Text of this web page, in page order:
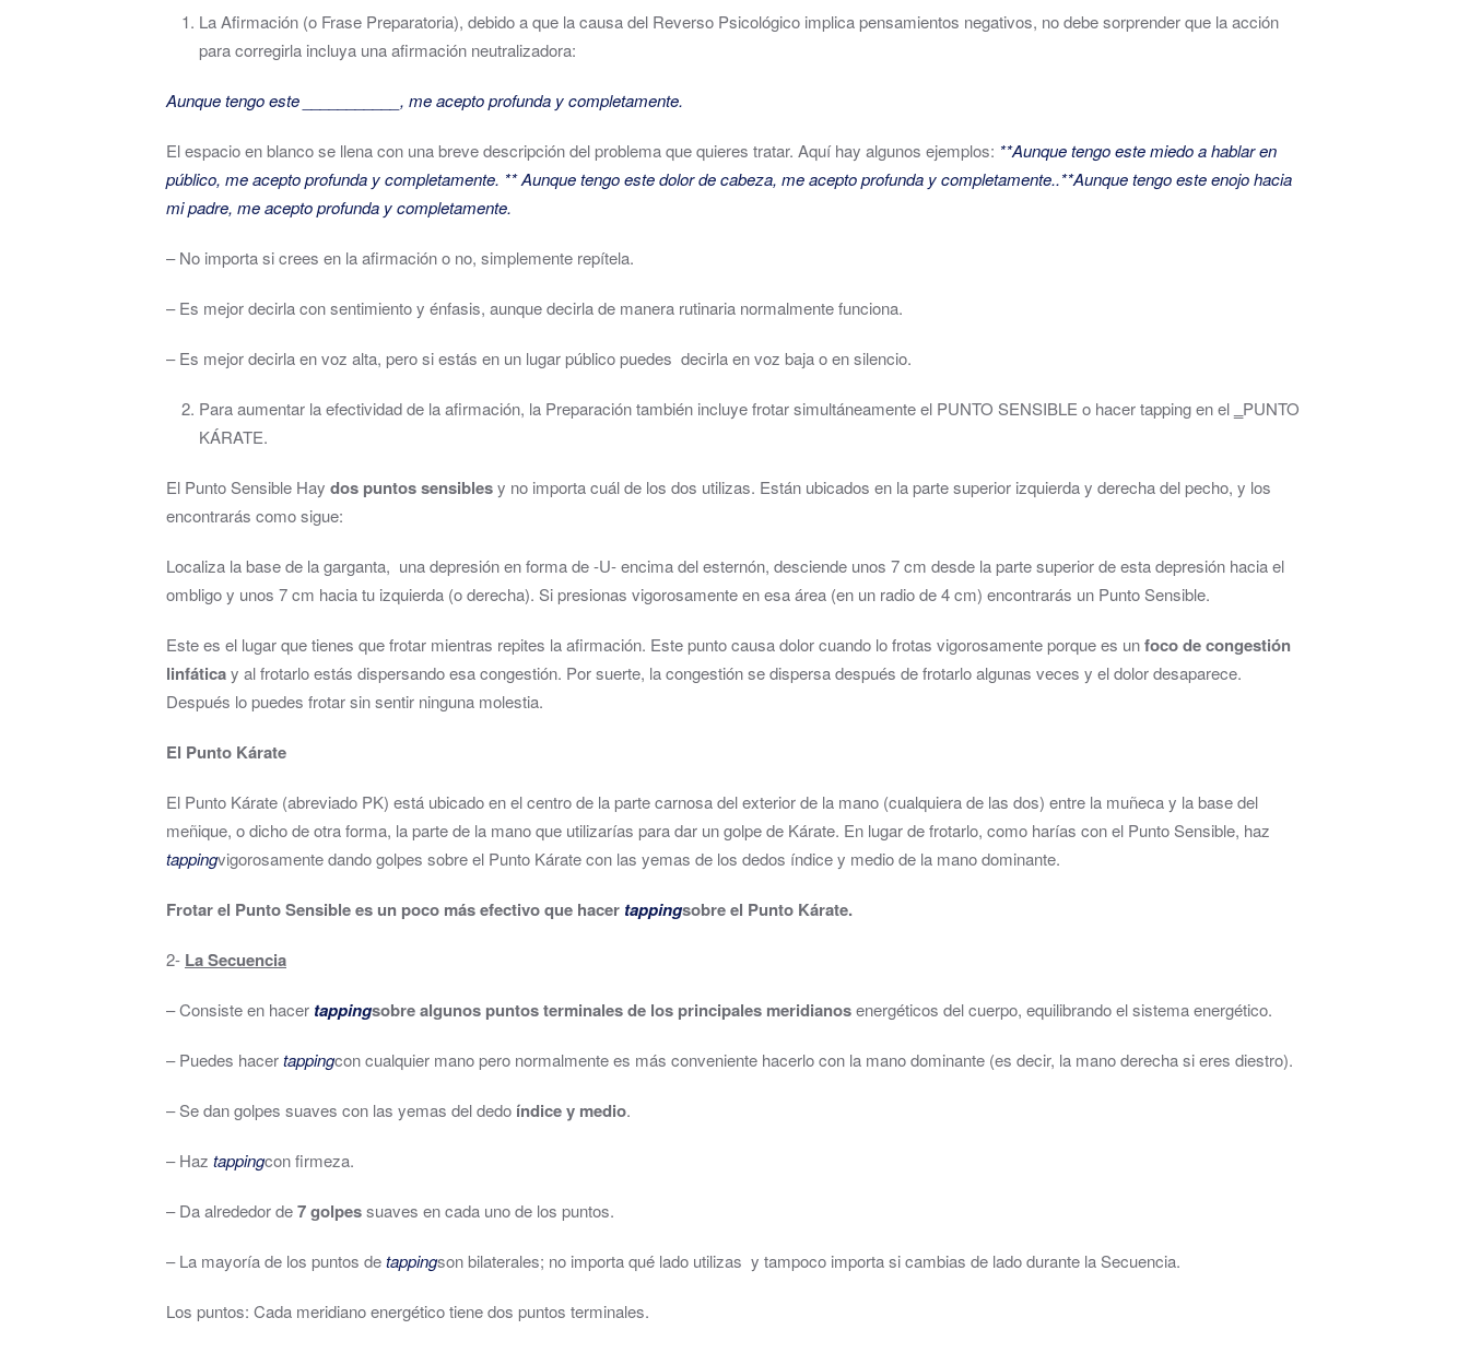
La Afirmación (o Frase Preparatoria), debido a que la causa del Reverso Psicológico implica pensamientos negativos, no debe sorprender que la acción
para corregirla incluya una afirmación neutralizadora:
Aunque tengo este ___________, me acepto profunda y completamente.
El espacio en blanco se llena con una breve descripción del problema que quieres tratar. Aquí hay algunos ejemplos: **Aunque tengo este miedo a hablar en
público, me acepto profunda y completamente. ** Aunque tengo este dolor de cabeza, me acepto profunda y completamente..**Aunque tengo este enojo hacia
mi padre, me acepto profunda y completamente.
– No importa si crees en la afirmación o no, simplemente repítela.
– Es mejor decirla con sentimiento y énfasis, aunque decirla de manera rutinaria normalmente funciona.
– Es mejor decirla en voz alta, pero si estás en un lugar público puedes decirla en voz baja o en silencio.
Para aumentar la efectividad de la afirmación, la Preparación también incluye frotar simultáneamente el PUNTO SENSIBLE o hacer tapping en el ‗PUNTO
KÁRATE.
El Punto Sensible Hay dos puntos sensiblesy no importa cuál de los dos utilizas. Están ubicados en la parte superior izquierda y derecha del pecho, y los
encontrarás como sigue:
Localiza la base de la garganta, una depresión en forma de -U- encima del esternón, desciende unos 7 cm desde la parte superior de esta depresión hacia el
ombligo y unos 7 cm hacia tu izquierda (o derecha). Si presionas vigorosamente en esa área (en un radio de 4 cm) encontrarás un Punto Sensible.
Este es el lugar que tienes que frotar mientras repites la afirmación. Este punto causa dolor cuando lo frotas vigorosamente porque es unfoco de congestión
linfáticay al frotarlo estás dispersando esa congestión. Por suerte, la congestión se dispersa después de frotarlo algunas veces y el dolor desaparece.
Después lo puedes frotar sin sentir ninguna molestia.
El Punto Kárate
El Punto Kárate (abreviado PK) está ubicado en el centro de la parte carnosa del exterior de la mano (cualquiera de las dos) entre la muñeca y la base del
meñique, o dicho de otra forma, la parte de la mano que utilizarías para dar un golpe de Kárate. En lugar de frotarlo, como harías con el Punto Sensible, haz
tappingvigorosamente dando golpes sobre el Punto Kárate con las yemas de los dedos índice y medio de la mano dominante.
Frotar el Punto Sensible es un poco más efectivo que hacer tappingsobre el Punto Kárate.
2- La Secuencia
– Consiste en hacer tappingsobre algunos puntos terminales de los principales meridianosenergéticos del cuerpo, equilibrando el sistema energético.
– Puedes hacertappingcon cualquier mano pero normalmente es más conveniente hacerlo con la mano dominante (es decir, la mano derecha si eres diestro).
– Se dan golpes suaves con las yemas del dedo índice y medio.
– Haz tappingcon firmeza.
– Da alrededor de7 golpessuaves en cada uno de los puntos.
– La mayoría de los puntos detappingson bilaterales; no importa qué lado utilizas y tampoco importa si cambias de lado durante la Secuencia.
Los puntos: Cada meridiano energético tiene dos puntos terminales.